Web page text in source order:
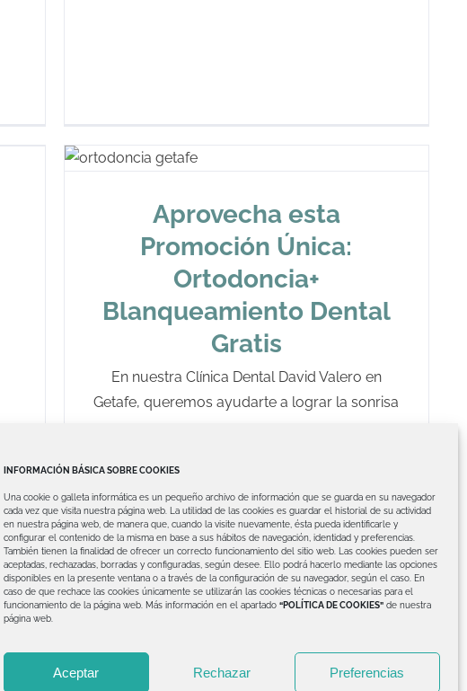
INFORMACIÓN BÁSICA SOBRE COOKIES
Una cookie o galleta informática es un pequeño archivo de información que se guarda en su navegador
cada vez que visita nuestra página web.
La utilidad de las cookies es guardar el historial de su actividad
en nuestra página web, de manera que, cuando la visite nuevamente, ésta pueda identificarle y
configurar el contenido de la misma en base a sus hábitos de navegación, identidad y preferencias.
También tienen la finalidad de ofrecer un correcto funcionamiento del sitio web.
Las cookies pueden ser
aceptadas, rechazadas, borradas y configuradas, según desee. Ello podrá hacerlo mediante las opciones
disponibles en la presente ventana o a través de la configuración de su navegador, según el caso. En
caso de que rechace las cookies únicamente se utilizarán las cookies técnicas o necesarias para el
funcionamiento de la página web. Más información en el apartado “POLÍTICA DE COOKIES” de nuestra
página web.
Aceptar Rechazar Preferencias
Aprovecha esta
Promoción Única:
Ortodoncia+
Blanqueamiento Dental
Gratis
En nuestra Clínica Dental David Valero en
Getafe, queremos ayudarte a lograr la sonrisa